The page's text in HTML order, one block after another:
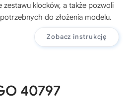
zestawu klocków, a także pozwoli
do złożenia modelu.
Zobacz instrukcję
40797